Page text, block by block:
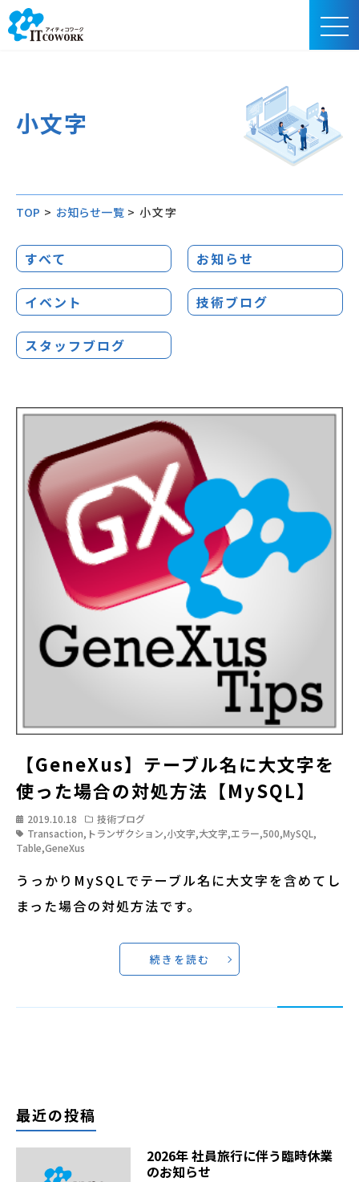
小文字
TOP > お知らせ一覧 > 小文字
すべて お知らせ
イベント 技術ブログ
スタッフブログ
【GeneXus】テーブル名に大文字を
使った場合の対処方法【MySQL】
2019.10.18
技術ブログ
Transaction, トランザクション,小文字,大文字,エラー,500,MySQL,
Table,GeneXus
うっかりMySQLでテーブル名に大文字を含めてし
まった場合の対処方法です。
続きを読む
最近の投稿
2026年 社員旅行に伴う臨時休業
のお知らせ